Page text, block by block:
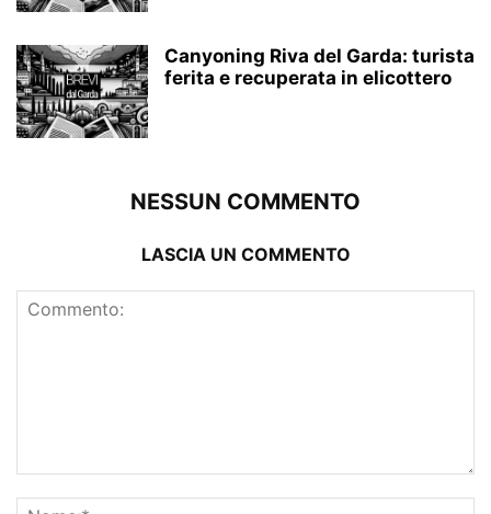
Canyoning Riva del Garda: turista
ferita e recuperata in elicottero
NESSUN COMMENTO
LASCIA UN COMMENTO